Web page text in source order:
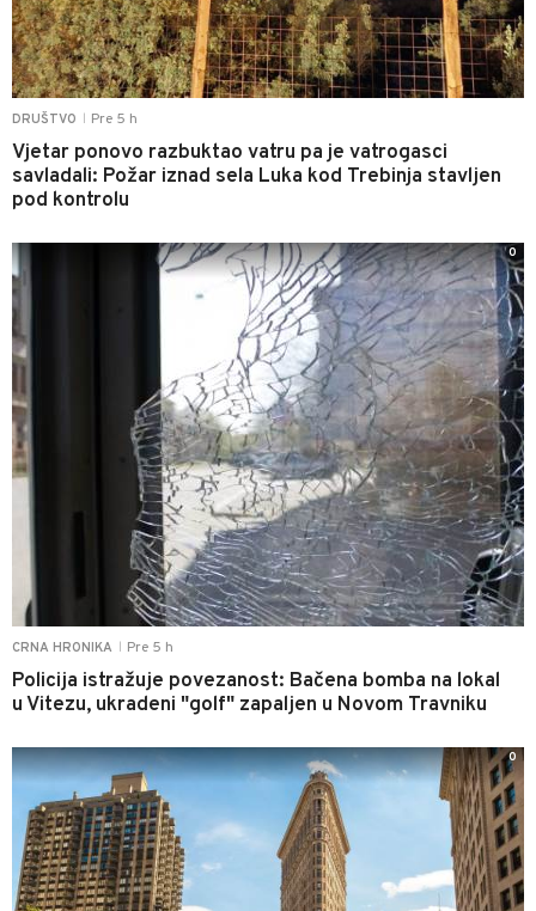
DRUŠTVO Pre 5 h
Vjetar ponovo razbuktao vatru pa je vatrogasci
savladali: Požar iznad sela Luka kod Trebinja stavljen
pod kontrolu
CRNA HRONIKA Pre 5 h
Policija istražuje povezanost: Bačena bomba na lokal
u Vitezu, ukradeni "golf" zapaljen u Novom Travniku
0
0